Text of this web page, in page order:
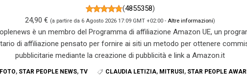
(4855358)
24,90 € (a partire da 6 Agosto 2026 17:09 GMT +02:00 -Altre informazioni)
è un membro del Programma di affiliazione Amazon UE, un
di affiliazione pensato per fornire ai siti un metodo per ottenere
pubblicitarie mediante la creazione di pubblicità e link a Amazon.it
FOTO, STAR PEOPLE NEWS, TV CLAUDIA LETIZIA, MITRUSI, STAR PEOPLE